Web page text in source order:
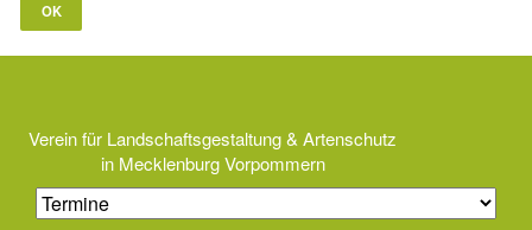
OK
Verein für Landschaftsgestaltung & Artenschutz
in Mecklenburg Vorpommern